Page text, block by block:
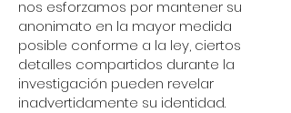
nos esforzamos por mantener su
anonimato en la mayor medida
posible conforme a la ley, ciertos
detalles compartidos durante la
investigación pueden revelar
inadvertidamente su identidad.